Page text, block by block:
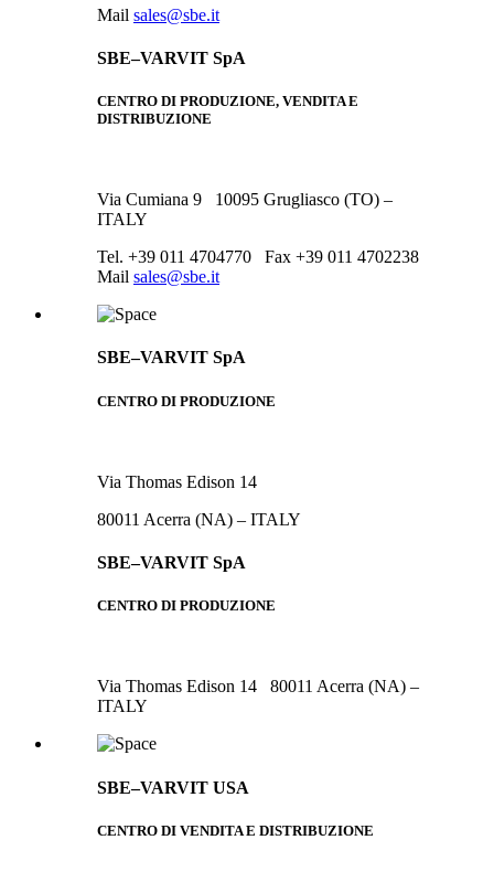
Mail sales@sbe.it
SBE–VARVIT SpA
CENTRO DI PRODUZIONE, VENDITA E
DISTRIBUZIONE
Via Cumiana 9 10095 Grugliasco (TO) –
ITALY
Tel. +39 011 4704770 Fax +39 011 4702238
Mail sales@sbe.it
SBE–VARVIT SpA
CENTRO DI PRODUZIONE
Via Thomas Edison 14
80011 Acerra (NA) – ITALY
SBE–VARVIT SpA
CENTRO DI PRODUZIONE
Via Thomas Edison 14 80011 Acerra (NA) –
ITALY
SBE–VARVIT USA
CENTRO DI VENDITA E DISTRIBUZIONE